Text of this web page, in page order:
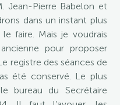
Jean-Pierre Babelon et
dans un instant plus
faire. Mais je voudrais
pour proposer
registre des séances de
été conservé. Le plus
bureau du Secrétaire